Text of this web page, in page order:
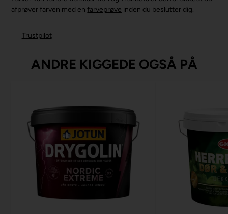
afprøver farven med enfarveprøve inden du beslutter dig.
Trustpilot
ANDRE KIGGEDE OGSÅ PÅ